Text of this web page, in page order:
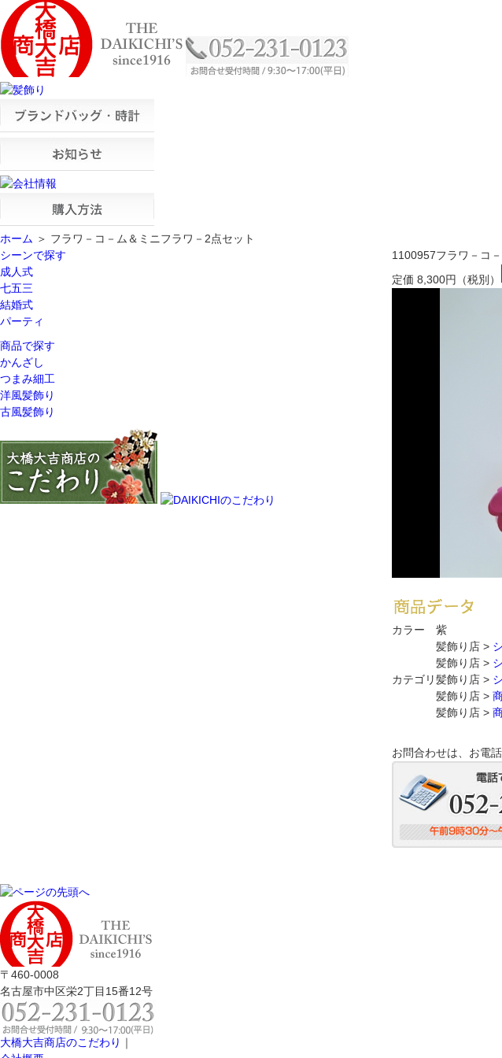
ホーム ＞ フラワ－コ－ム＆ミニフラワ－2点セット
1100957フラワ－コ
定価 8,300円 （税別）
カラー 紫
カテゴリ
髪飾り店 >
髪飾り店 >
髪飾り店 >
髪飾り店 >
髪飾り店 >
お問合わせは、お電
シーンで探す
成人式
七五三
結婚式
パーティ
商品で探す
かんざし
つまみ細工
洋風髪飾り
古風髪飾り
〒460-0008
名古屋市中区栄2丁目15番12号
大橋大吉商店のこだわり ｜